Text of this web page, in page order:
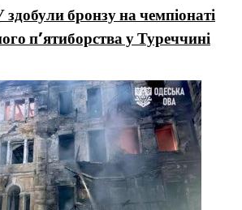
бронзу на чемпіонаті
п’ятиборства у Туреччині